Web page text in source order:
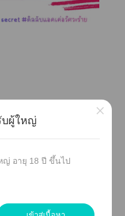
พันธ์ระหว่างเเดียวกัน /
าวให้คล้อยตาม / มีาอัด
บผู้ใหญ่
ญ่ อายุ 18 ปี ขึ้นไป
×